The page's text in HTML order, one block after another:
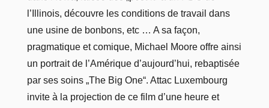
l’Illinois, découvre les conditions de travail dans
une usine de bonbons, etc … A sa façon,
pragmatique et comique, Michael Moore offre ainsi
un portrait de l’Amérique d’aujourd’hui, rebaptisée
par ses soins „The Big One“. Attac Luxembourg
invite à la projection de ce film d’une heure et